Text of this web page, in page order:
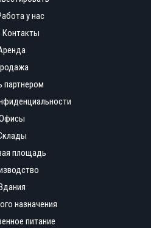
у нас
Контакты
партнером
площадь
назначения
питание